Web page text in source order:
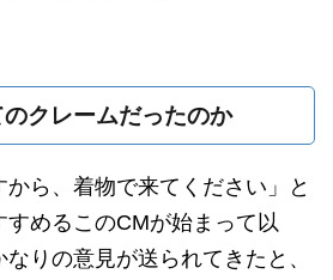
クレームだったのか
から、着物で来てください」と
すめるこのCMが始まって以
りの意見が送られてきたと、